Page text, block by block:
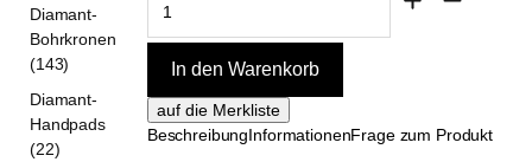
BeschreibungInformationenFrage zum Produkt
Diamant-
Bohrkronen
(143)
Diamant-
Handpads
(22)